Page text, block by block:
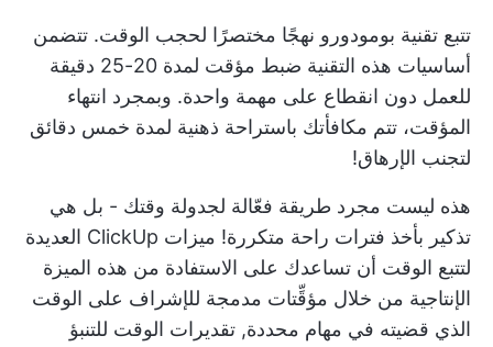
تتبع تقنية بومودورو نهجًا مختصرًا لحجب الوقت. تتضمن
أساسيات هذه التقنية ضبط مؤقت لمدة 20-25 دقيقة
للعمل دون انقطاع على مهمة واحدة. وبمجرد انتهاء
المؤقت، تتم مكافأتك باستراحة ذهنية لمدة خمس دقائق
لتجنب الإرهاق!
هذه ليست مجرد طريقة فعّالة لجدولة وقتك - بل هي
تذكير بأخذ فترات راحة متكررة!
ميزات ClickUp العديدة
لتتبع الوقت أن تساعدك على الاستفادة من هذه الميزة
الإنتاجية من خلال مؤقِّتات مدمجة للإشراف على الوقت
الذي قضيته في مهام محددة, تقديرات الوقت للتنبؤ